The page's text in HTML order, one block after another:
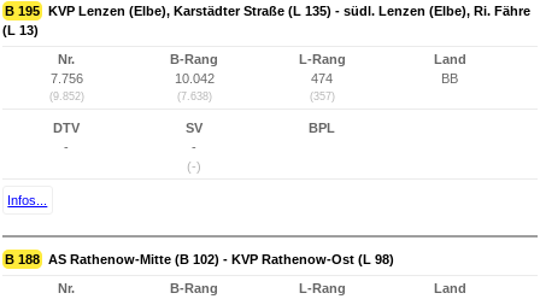
B 195 KVP Lenzen (Elbe), Karstädter Straße (L 135) - südl. Lenzen (Elbe), Ri. Fähre
(L 13)
Nr.
7.756
(9.852)
B-Rang
10.042
(7.638)
L-Rang
474
(357)
Land
BB
DTV
-
SV
-
(-)
BPL
Infos...
B 188 AS Rathenow-Mitte (B 102) - KVP Rathenow-Ost (L 98)
Nr.
B-Rang
L-Rang
Land